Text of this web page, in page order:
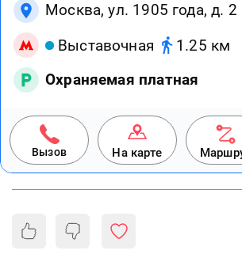
Москва, ул. 1905 года, д. 2
Выставочная
1.25 км
Охраняемая платная
Вызов На карте